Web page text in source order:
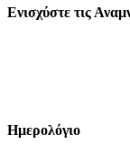
Ενισχύστε τις
Ημερολόγιο